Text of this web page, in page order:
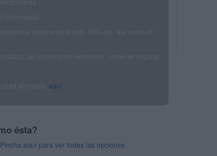
aquí
ésta?
aquí para ver todas las opciones